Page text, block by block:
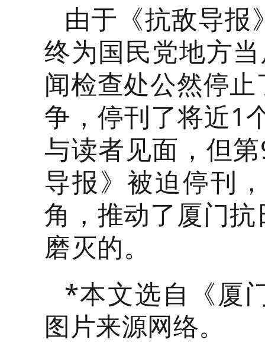
由于《抗敌导报
终为国民党地方
闻检查处公然停
争，停刊了将近1
与读者见面，但
导报》被迫停刊
角，推动了厦门
磨灭的。
*本文选自《厦
图片来源网络。